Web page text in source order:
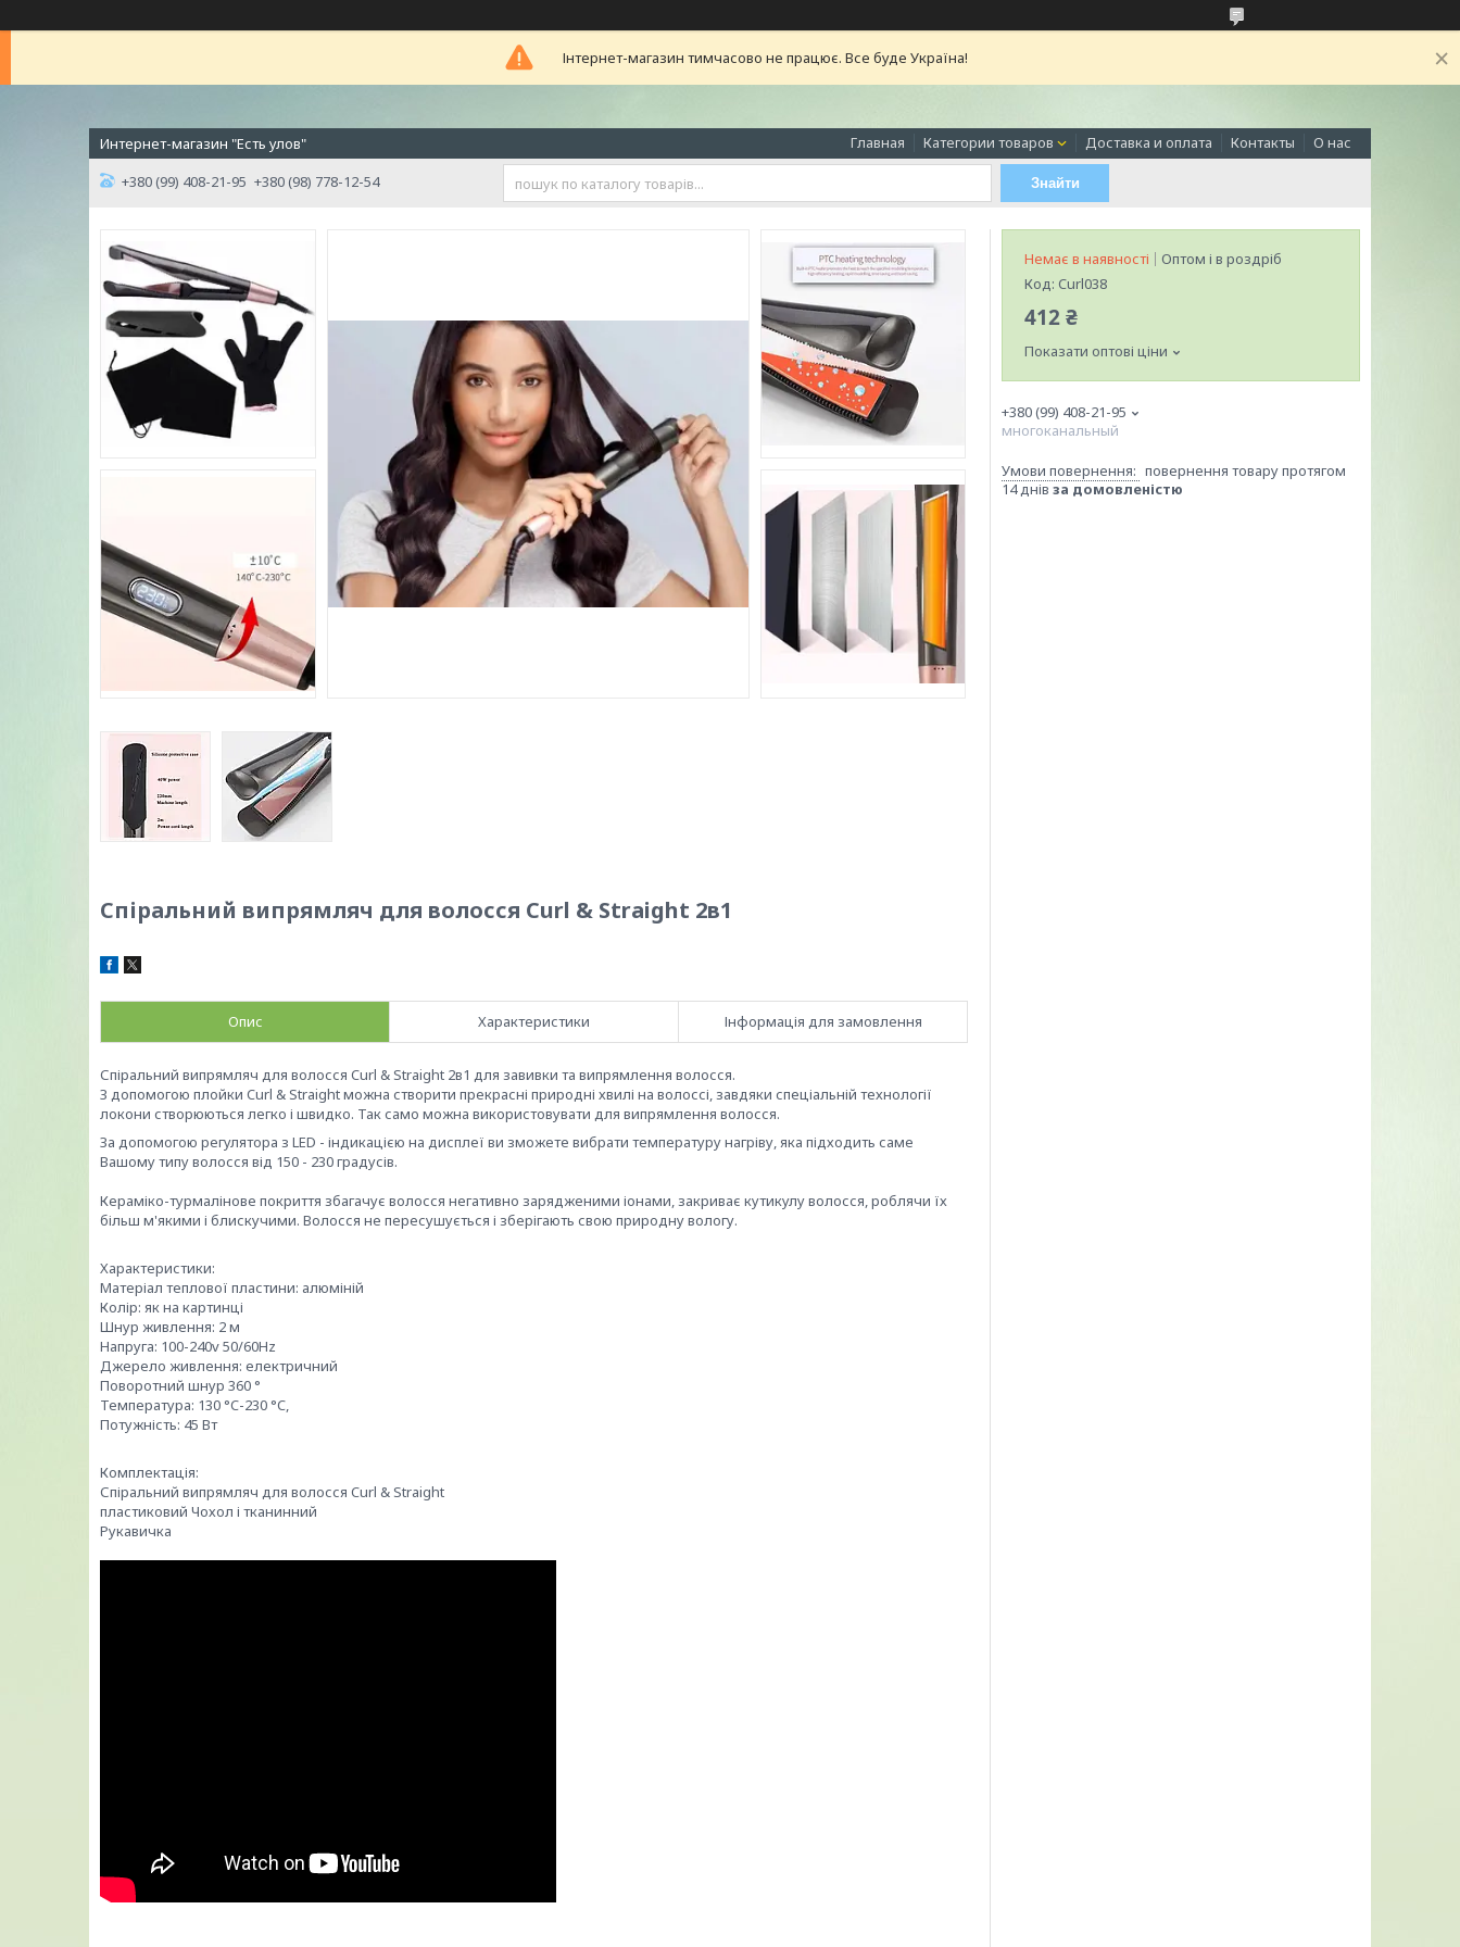
Інтернет-магазин тимчасово не працює. Все буде Україна!
Интернет-магазин "Есть улов" Главная Категории товаров Доставка и оплата Контакты О нас
+380 (99) 408-21-95 +380 (98) 778-12-54 Знайти
Спіральний випрямляч для волосся Curl & Straight 2в1
Опис Характеристики Інформація для замовлення
Спіральний випрямляч для волосся Curl & Straight 2в1 для завивки та випрямлення волосся. ⠀
З допомогою плойки Curl & Straight можна створити прекрасні природні хвилі на волоссі, завдяки спеціальній технології
локони створюються легко і швидко. Так само можна використовувати для випрямлення волосся. ⠀
За допомогою регулятора з LED - індикацією на дисплеї ви зможете вибрати температуру нагріву, яка підходить саме
Вашому типу волосся від 150 - 230 градусів.
Кераміко-турмалінове покриття збагачує волосся негативно зарядженими іонами, закриває кутикулу волосся, роблячи їх
більш м'якими і блискучими. Волосся не пересушується і зберігають свою природну вологу.
Характеристики:
Матеріал теплової пластини: алюміній
Колір: як на картинці
Шнур живлення: 2 м
Напруга: 100-240v 50/60Hz
Джерело живлення: електричний
Поворотний шнур 360 °
Температура: 130 °C-230 °C,
Потужність: 45 Вт
Комплектація:
Спіральний випрямляч для волосся Curl & Straight
пластиковий Чохол і тканинний
Рукавичка
Немає в наявності
Оптом і в роздріб
Код: Curl038
412 ₴
Показати оптові ціни
+380 (99) 408-21-95
многоканальный
повернення товару протягом
14 днів за домовленістю